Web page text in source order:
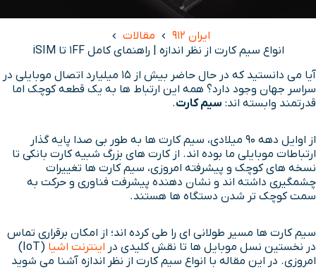
ایران 912
مقالات
انواع سیم کارت از نظر اندازه | راهنمای کامل 1FF تا iSIM
آیا می دانستید که در حال حاضر بیش از ۱۵ میلیارد اتصال موبایلی در
سراسر جهان وجود دارد؟ همه این ارتباط ها به یک قطعه کوچک اما
قدرتمند وابسته اند: سیم کارت.
از اوایل دهه ۹۰ میلادی، سیم کارت ها به طور بی صدا پایه گذار
ارتباطات موبایلی ما بوده اند. از کارت های بزرگ شبیه کارت بانکی تا
نسخه های کوچک و پیشرفته امروزی، سیم کارت ها تغییرات
چشمگیری داشته اند و نشان دهنده پیشرفت فناوری و حرکت به
سمت کوچک تر شدن دستگاه ها هستند.
سیم کارت ها مسیر طولانی ای را طی کرده اند؛ از امکان برقراری تماس
در نخستین نسل موبایل ها تا نقش کلیدی در اینترنت اشیا
(IoT)
امروزی. در این مقاله با انواع سیم کارت از نظر اندازه آشنا می شوید